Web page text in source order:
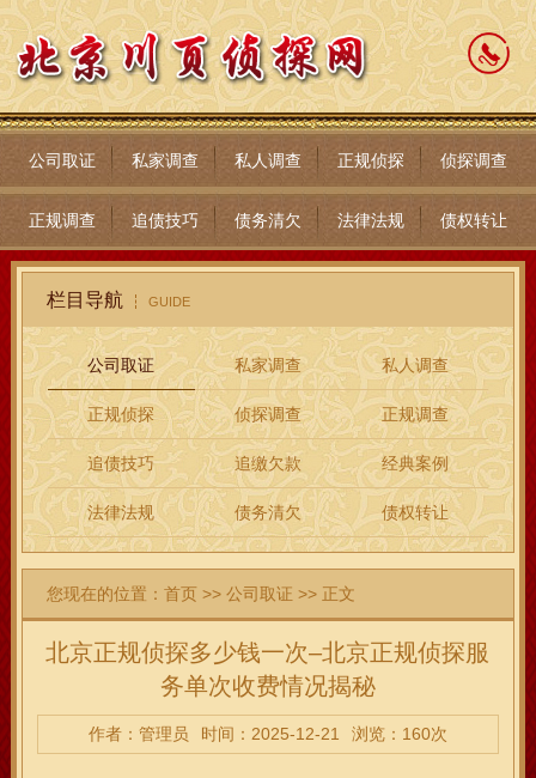
公司取证 私家调查 私人调查 正规侦探 侦探调查
正规调查 追债技巧 债务清欠 法律法规 债权转让
栏目导航 GUIDE
公司取证 私家调查 私人调查
正规侦探 侦探调查 正规调查
追债技巧 追缴欠款 经典案例
法律法规 债务清欠 债权转让
您现在的位置：首页 >>公司取证 >> 正文
北京正规侦探多少钱一次–北京正规侦探服
务单次收费情况揭秘
作者：管理员 时间：2025-12-21 浏览：160次